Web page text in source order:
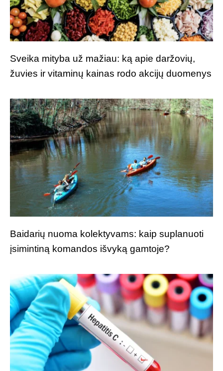
Sveika mityba už mažiau: ką apie daržovių,
žuvies ir vitaminų kainas rodo akcijų duomenys
Baidarių nuoma kolektyvams: kaip suplanuoti
įsimintiną komandos išvyką gamtoje?